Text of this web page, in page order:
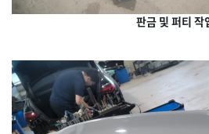
판금 및 퍼티 작